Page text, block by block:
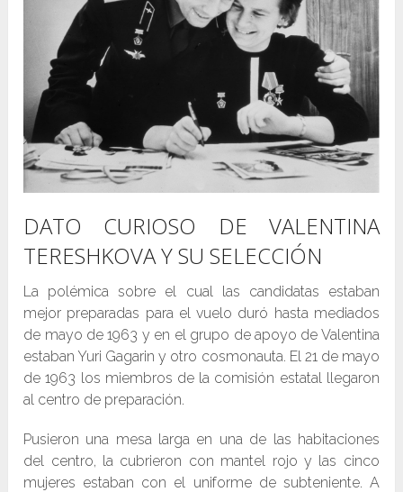
DATO CURIOSO DE VALENTINA
TERESHKOVA Y SU SELECCIÓN
La polémica sobre el cual las candidatas estaban
mejor preparadas para el vuelo duró hasta mediados
de mayo de 1963 y en el grupo de apoyo de Valentina
estaban Yuri Gagarin y otro cosmonauta. El 21 de mayo
de 1963 los miembros de la comisión estatal llegaron
al centro de preparación.
Pusieron una mesa larga en una de las habitaciones
del centro, la cubrieron con mantel rojo y las cinco
mujeres estaban con el uniforme de subteniente. A